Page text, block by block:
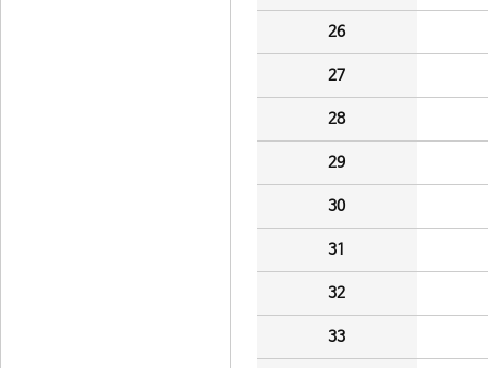
26
27
28
29
30
31
32
33